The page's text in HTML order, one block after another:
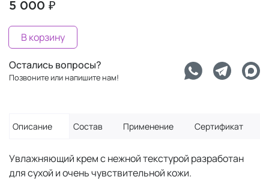
5 000 ₽
В корзину
Остались вопросы?
Позвоните или напишите нам!
Описание Состав Применение Сертификат
Увлажняющий крем с нежной текстурой разработан
для сухой и очень чувствительной кожи.